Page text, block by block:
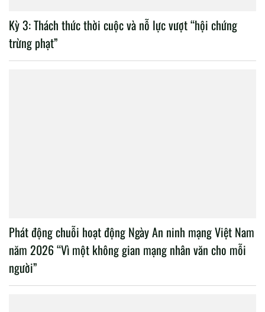
Kỳ 3: Thách thức thời cuộc và nỗ lực vượt “hội chứng
trừng phạt”
Phát động chuỗi hoạt động Ngày An ninh mạng Việt Nam
năm 2026 “Vì một không gian mạng nhân văn cho mỗi
người”